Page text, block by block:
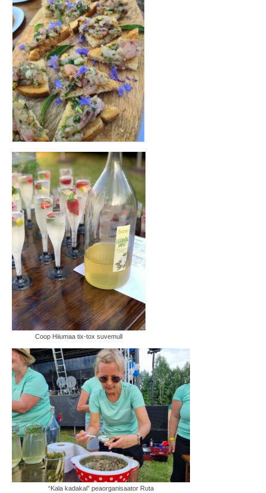
Coop Hiiumaa tix-tox suvemull
“Kala kadakal” peaorganisaator Ruta